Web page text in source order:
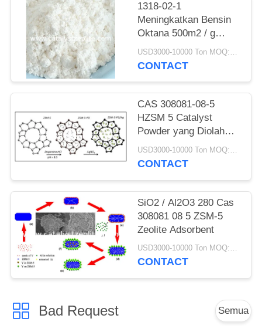
1318-02-1
Meningkatkan Bensin
Oktana 500m2 / g
ZSM-5 Zeolite CatalystUSD3000-10000 Ton MOQ:1 KG
CONTACT
CAS 308081-08-5
HZSM 5 Catalyst
Powder yang Diolah
secara Hidrotermal
USD3000-10000 Ton MOQ:1 KG
CONTACT
SiO2 / Al2O3 280 Cas
308081 08 5 ZSM-5
Zeolite Adsorbent
USD3000-10000 Ton MOQ:1 KG
CONTACT
Bad Request Semua